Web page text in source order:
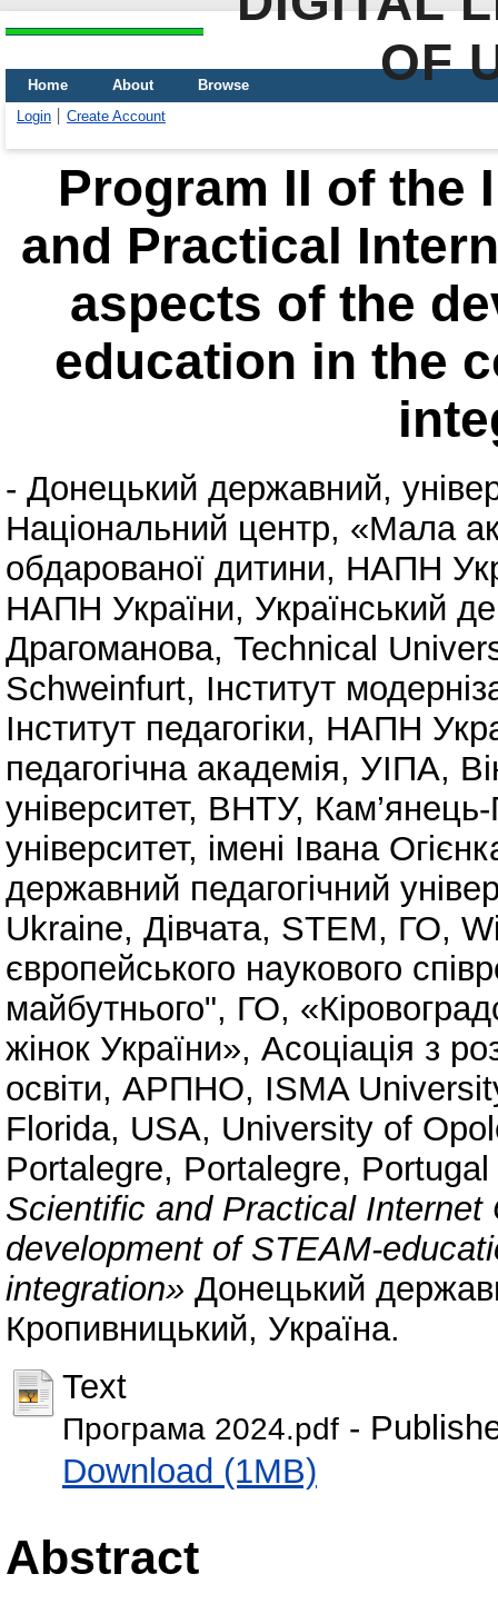
OF
Home About
Browse
Login
Create Account
Program II of the
and Practical
aspects of the
education in the
- Донецький державний,
Національний центр, «Мала
обдарованої дитини, НАПН
НАПН України, Український
Драгоманова, Technical
Schweinfurt, Інститут
Інститут педагогіки, НАПН
педагогічна академія, УІПА,
університет, ВНТУ,
університет, імені Івана
державний педагогічний
Ukraine, Дівчата, STEM, ГО,
європейського наукового
майбутнього", ГО,
жінок України», Асоціація з
освіти, АРПНО, ISMA
Florida, USA, University of
Portalegre, Portalegre, Portugal
Scientific and Practical
development of STEAM-
integration» Донецький
Кропивницький, Україна.
Text
Програма 2024.pdf -
Download (1MB)
Abstract